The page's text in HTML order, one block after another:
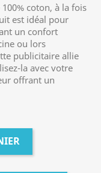
coton, à la fois
est idéal pour
un confort
ou lors
publicitaire allie
la avec votre
offrant un